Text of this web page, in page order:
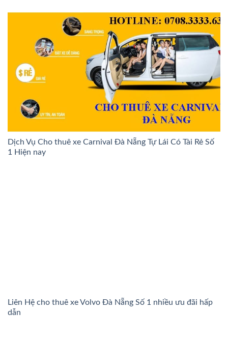
Dịch Vụ Cho thuê xe Carnival Đà Nẵng Tự Lái Có Tài Rẻ Số
1 Hiện nay
Liên Hệ cho thuê xe Volvo Đà Nẵng Số 1 nhiều ưu đãi hấp
dẫn